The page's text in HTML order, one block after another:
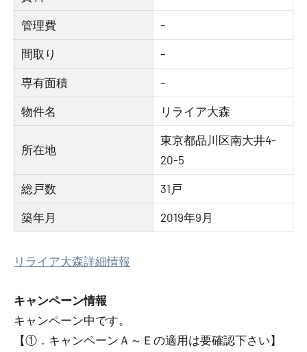
管理費 –
間取り –
専有面積 –
物件名 リライア大森
所在地
東京都品川区南大井4-
20-5
総戸数 31戸
築年月 2019年9月
リライア大森詳細情報
キャンペーン情報
キャンペーン中です。
【①．キャンペーンＡ～Ｅの適用は要確認下さい】